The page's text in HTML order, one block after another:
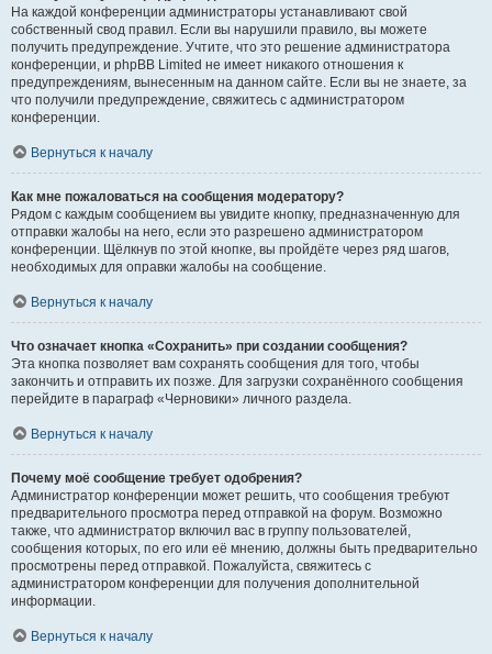
На каждой конференции администраторы устанавливают свой
собственный свод правил. Если вы нарушили правило, вы можете
получить предупреждение. Учтите, что это решение администратора
конференции, и phpBB Limited не имеет никакого отношения к
предупреждениям, вынесенным на данном сайте. Если вы не знаете, за
что получили предупреждение, свяжитесь с администратором
конференции.
Вернуться к началу
Как мне пожаловаться на сообщения модератору?
Рядом с каждым сообщением вы увидите кнопку, предназначенную для
отправки жалобы на него, если это разрешено администратором
конференции. Щёлкнув по этой кнопке, вы пройдёте через ряд шагов,
необходимых для оправки жалобы на сообщение.
Вернуться к началу
Что означает кнопка «Сохранить» при создании сообщения?
Эта кнопка позволяет вам сохранять сообщения для того, чтобы
закончить и отправить их позже. Для загрузки сохранённого сообщения
перейдите в параграф «Черновики» личного раздела.
Вернуться к началу
Почему моё сообщение требует одобрения?
Администратор конференции может решить, что сообщения требуют
предварительного просмотра перед отправкой на форум. Возможно
также, что администратор включил вас в группу пользователей,
сообщения которых, по его или её мнению, должны быть предварительно
просмотрены перед отправкой. Пожалуйста, свяжитесь с
администратором конференции для получения дополнительной
информации.
Вернуться к началу